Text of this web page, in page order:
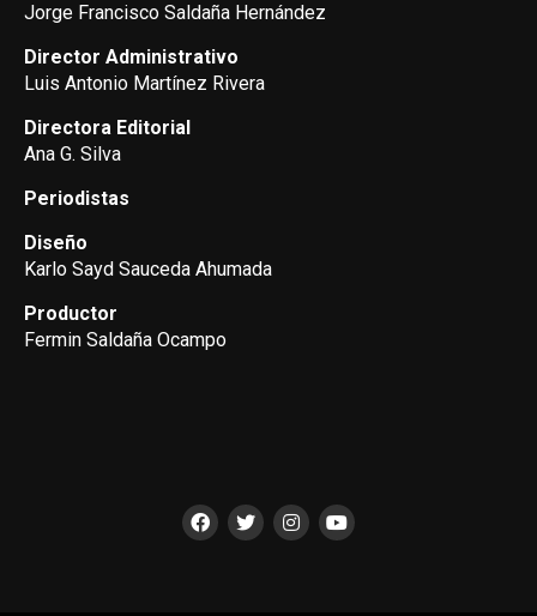
Jorge Francisco Saldaña Hernández
Director Administrativo
Luis Antonio Martínez Rivera
Directora Editorial
Ana G. Silva
Periodistas
Diseño
Karlo Sayd Sauceda Ahumada
Productor
Fermin Saldaña Ocampo